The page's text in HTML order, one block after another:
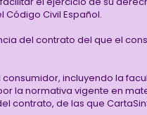
Civil Español.
del contrato del que el
incluyendo la
la normativa vigente en
contrato, de las que